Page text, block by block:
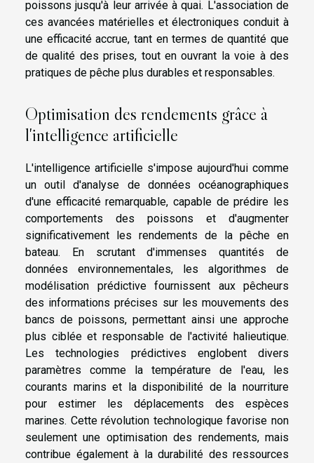
poissons jusqu'à leur arrivée à quai. L'association de
ces avancées matérielles et électroniques conduit à
une efficacité accrue, tant en termes de quantité que
de qualité des prises, tout en ouvrant la voie à des
pratiques de pêche plus durables et responsables.
Optimisation des rendements grâce à
l'intelligence artificielle
L'intelligence artificielle s'impose aujourd'hui comme
un outil d'analyse de données océanographiques
d'une efficacité remarquable, capable de prédire les
comportements des poissons et d'augmenter
significativement les rendements de la pêche en
bateau. En scrutant d'immenses quantités de
données environnementales, les algorithmes de
modélisation prédictive fournissent aux pêcheurs
des informations précises sur les mouvements des
bancs de poissons, permettant ainsi une approche
plus ciblée et responsable de l'activité halieutique.
Les technologies prédictives englobent divers
paramètres comme la température de l'eau, les
courants marins et la disponibilité de la nourriture
pour estimer les déplacements des espèces
marines. Cette révolution technologique favorise non
seulement une optimisation des rendements, mais
contribue également à la durabilité des ressources